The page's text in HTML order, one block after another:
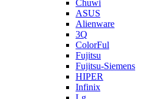
Chuwi
ASUS
Alienware
3Q
ColorFul
Fujitsu
Fujitsu-Siemens
HIPER
Infinix